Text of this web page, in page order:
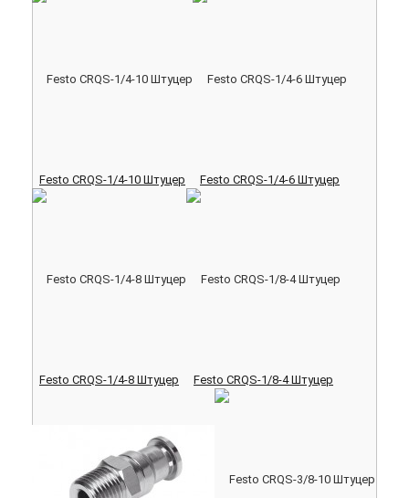
Festo CRQS-1/4-10 Штуцер Festo CRQS-1/4-6 Штуцер
Festo CRQS-1/4-8 Штуцер Festo CRQS-1/8-4 Штуцер